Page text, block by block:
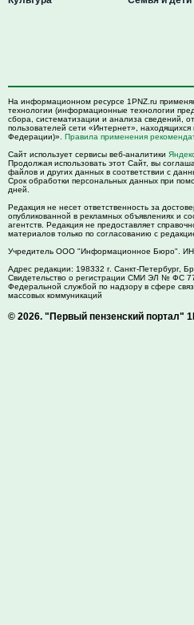
На информационном ресурсе 1PNZ.ru
технологии (информационные технологии
сбора, систематизации и анализа сведений,
пользователей сети «Интернет»,
Федерации)». Правила применения
Сайт использует сервисы веб-аналитики
Продолжая использовать этот Сайт, вы
файлов и других данных в соответствии с
Срок обработки персональных данных при
дней.
Редакция не несет ответственность за
опубликованной в рекламных объявлениях и
агентств. Редакция не предоставляет
материалов только по согласованию с
Учредитель ООО "Информационное Бюро".
Адрес редакции: 198332 г. Санкт-Петербург,
Свидетельство о регистрации СМИ ЭЛ № ФС
Федеральной службой по надзору в сфере
массовых коммуникаций
© 2026. "Первый пензенский портал"